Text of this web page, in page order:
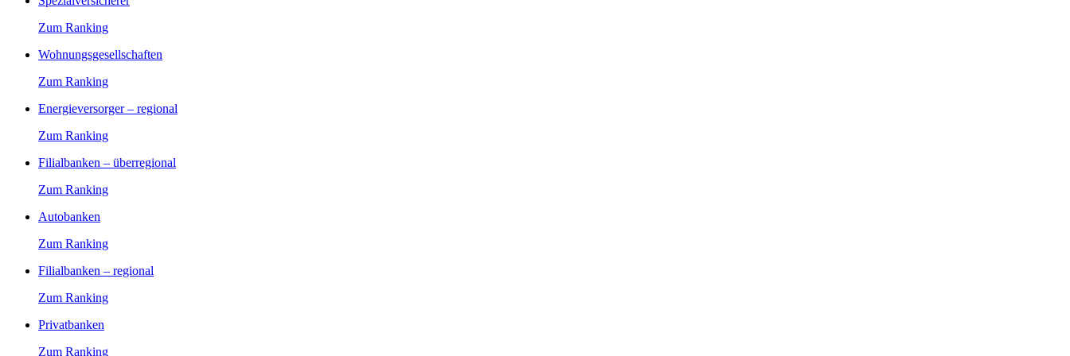
Zum Ranking
Wohnungsgesellschaften
Zum Ranking
Energieversorger – regional
Zum Ranking
Filialbanken – überregional
Zum Ranking
Autobanken
Zum Ranking
Filialbanken – regional
Zum Ranking
Privatbanken
Zum Ranking